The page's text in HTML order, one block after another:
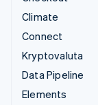
Climate
Connect
Kryptovaluta
Data Pipeline
Elements